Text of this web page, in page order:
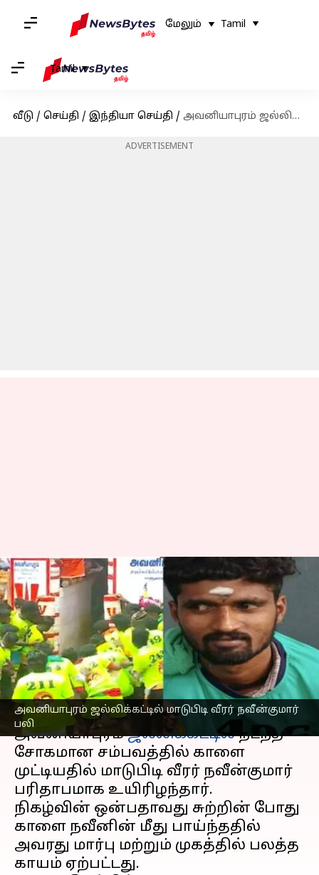
மேலும் Tamil
Tamil
வீடு / செய்தி / இந்தியா செய்தி / அவனியாபுரம் ஜல்லிக்கட்டில் மாடுபிடி வீரர் நவீன்குமார் மாடு முட்டியதில் பலி
ADVERTISEMENT
அவனியாபுரம் ஜல்லிக்கட்டில் மாடுபிடி வீரர் நவீன்குமார்
பலி
அவனியாபுரம்
ஜல்லிக்கட்டில் மாடுபிடி
வீரர் நவீன்குமார் மாடு
முட்டியதில் பலி
எழுதியவர் Sekar Chinnappan Jan 14, 2025 07:10 pm
செய்தி முன்னோட்டம்
அவனியாபுரம்ஜல்லிக்கட்டில்நடந்த
சோகமான சம்பவத்தில் காளை
முட்டியதில் மாடுபிடி வீரர் நவீன்குமார்
பரிதாபமாக உயிரிழந்தார்.
நிகழ்வின் ஒன்பதாவது சுற்றின் போது
காளை நவீனின் மீது பாய்ந்ததில்
அவரது மார்பு மற்றும் முகத்தில் பலத்த
காயம் ஏற்பட்டது.